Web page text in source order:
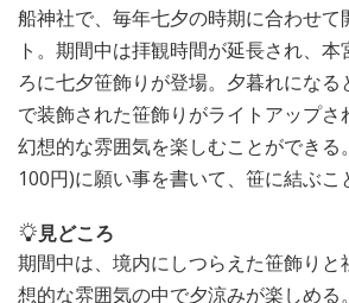
船神社で、毎年七夕の時期に合わせて
ト。期間中は拝観時間が延長され、
ろに七夕笹飾りが登場。夕暮れにな
で装飾された笹飾りがライトアップさ
幻想的な雰囲気を楽しむことができる
100円)に願い事を書いて、笹に結ぶこ
見どころ
期間中は、境内にしつらえた笹飾りと
想的な雰囲気の中で夕涼みが楽しめる。